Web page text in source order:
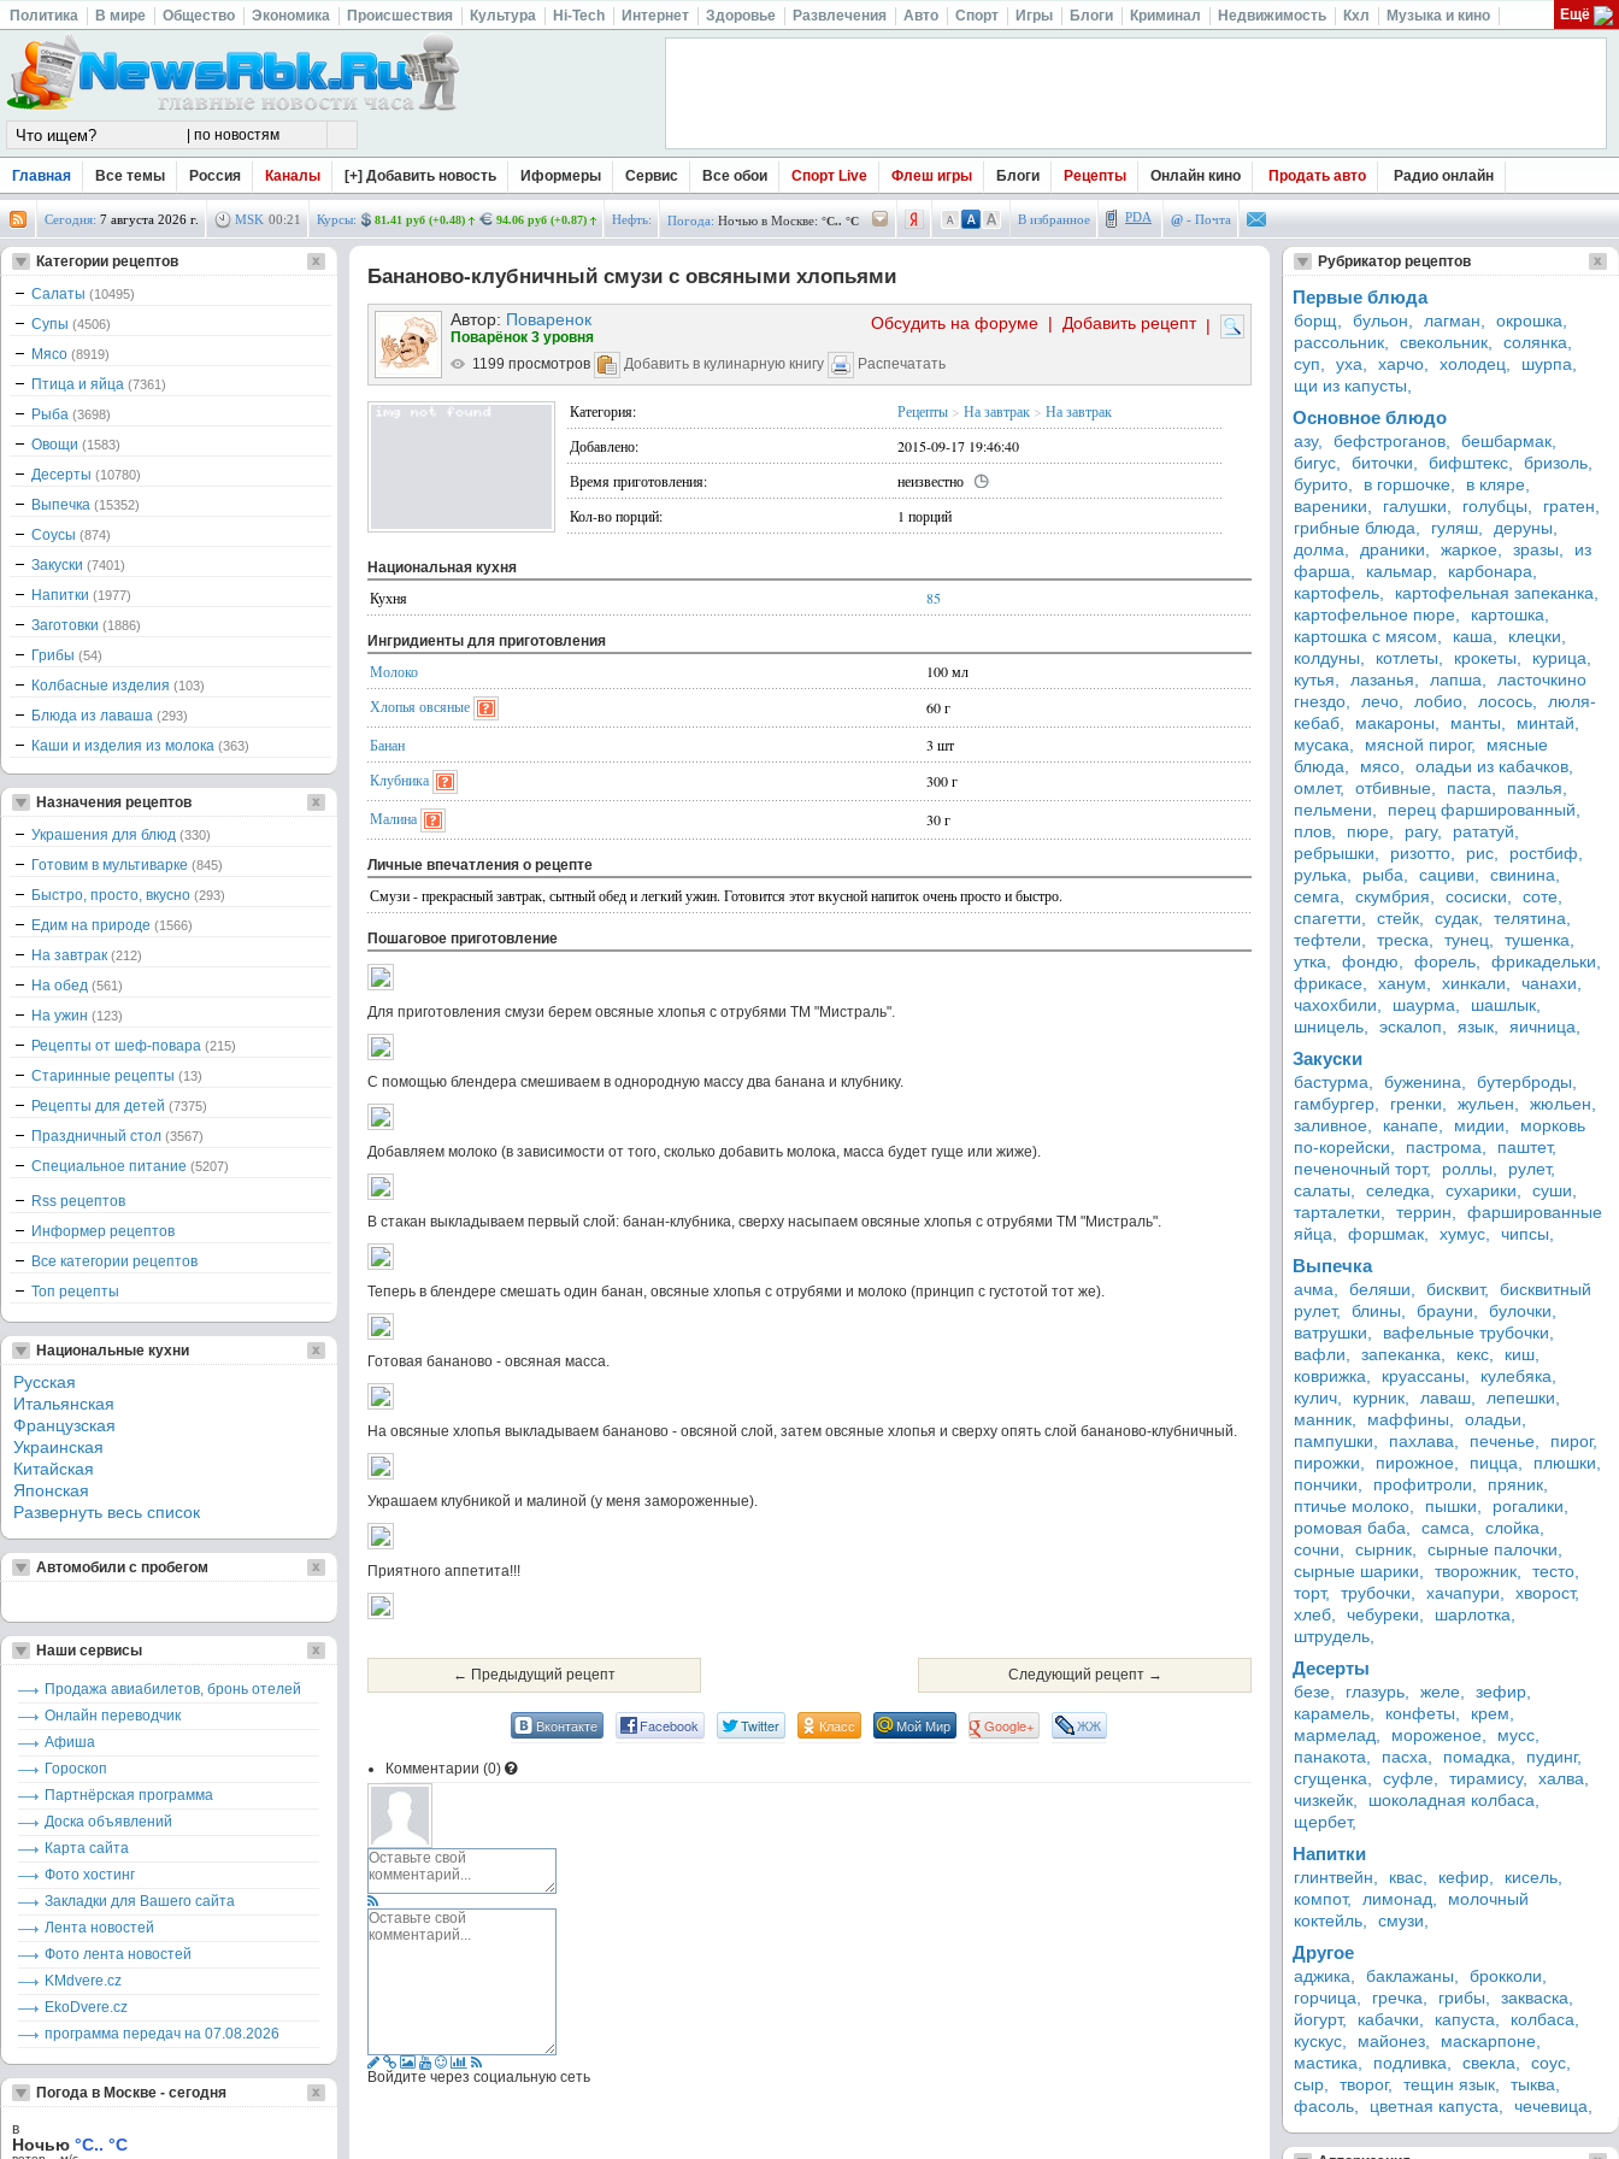
Политика В мире Общество Экономика Происшествия Культура Hi-Tech Интернет Здоровье Развлечения Авто Спорт Игры Блоги Криминал Недвижимость Кхл Музыка и кино Ещё
Главная Все темы Россия Каналы [+] Добавить новость Иформеры Сервис Все обои Спорт Live Флеш игры Блоги Рецепты Онлайн кино Продать авто Радио онлайн
Сегодня: 7 августа 2026 г. MSK 00:21 Курсы: 81.41 руб (+0.48) 94.06 руб (+0.87) Нефть: Погода: Ночью в Москве: °C.. °C В избранное PDA @ - Почта
Бананово-клубничный смузи с овсяными хлопьями
Автор: Поваренок |
Добавить рецепт
|
Обсудить на форуме
Поварёнок 3 уровня
1199 просмотров
Добавить в кулинарную книгу Распечатать
Категория: Рецепты > На завтрак > На завтрак
Добавлено:
2015-09-17 19:46:40
Время приготовления:
неизвестно
Кол-во порций:
1 порций
Национальная кухня
Кухня 85
Ингридиенты для приготовления
Молоко
100 мл
Хлопья овсяные
60 г
Банан
3 шт
Клубника
300 г
Малина
30 г
Личные впечатления о рецепте
Смузи - прекрасный завтрак, сытный обед и легкий ужин. Готовится этот вкусной напиток очень просто и быстро.
Пошаговое приготовление
Для приготовления смузи берем овсяные хлопья с отрубями ТМ "Мистраль".
С помощью блендера смешиваем в однородную массу два банана и клубнику.
Добавляем молоко (в зависимости от того, сколько добавить молока, масса будет гуще или жиже).
В стакан выкладываем первый слой: банан-клубника, сверху насыпаем овсяные хлопья с отрубями ТМ "Мистраль".
Теперь в блендере смешать один банан, овсяные хлопья с отрубями и молоко (принцип с густотой тот же).
Готовая бананово - овсяная масса.
На овсяные хлопья выкладываем бананово - овсяной слой, затем овсяные хлопья и сверху опять слой бананово-клубничный.
Украшаем клубникой и малиной (у меня замороженные).
Приятного аппетита!!!
← Предыдущий рецепт Следующий рецепт →
Вконтакте Facebook Twitter Класс Мой Мир Google+ ЖЖ
Комментарии (0)
Войдите через социальную сеть
Категории рецептов
Салаты (10495)
Супы (4506)
Мясо (8919)
Птица и яйца (7361)
Рыба (3698)
Овощи (1583)
Десерты (10780)
Выпечка (15352)
Соусы (874)
Закуски (7401)
Напитки (1977)
Заготовки (1886)
Грибы (54)
Колбасные изделия (103)
Блюда из лаваша (293)
Каши и изделия из молока (363)
Назначения рецептов
Украшения для блюд (330)
Готовим в мультиварке (845)
Быстро, просто, вкусно (293)
Едим на природе (1566)
На завтрак (212)
На обед (561)
На ужин (123)
Рецепты от шеф-повара (215)
Старинные рецепты (13)
Рецепты для детей (7375)
Праздничный стол (3567)
Специальное питание (5207)
Rss рецептов
Информер рецептов
Все категории рецептов
Топ рецепты
Национальные кухни
Русская
Итальянская
Французская
Украинская
Китайская
Японская
Развернуть весь список
Автомобили с пробегом
Наши сервисы
Продажа авиабилетов, бронь отелей
Онлайн переводчик
Афиша
Гороскоп
Партнёрская программа
Доска объявлений
Карта сайта
Фото хостинг
Закладки для Вашего сайта
Лента новостей
Фото лента новостей
KMdvere.cz
EkoDvere.cz
программа передач на 07.08.2026
Погода в Москве - сегодня
в
Ночью °C.. °C
Рубрикатор рецептов
Первые блюда
борщ, бульон, лагман,
окрошка,
рассольник,
свекольник,
солянка,
суп,
уха, харчо, холодец,
шурпа,
щи из капусты,
Основное блюдо
азу, бефстроганов,
бешбармак,
бигус,
биточки, бифштекс,
бризоль,
бурито,
в горшочке,
в кляре,
вареники,
галушки, голубцы,
гратен,
грибные блюда,
гуляш,
деруны,
долма,
драники, жаркое, зразы,
из
фарша,
кальмар,
карбонара,
картофель,
картофельная запеканка,
картофельное пюре,
картошка,
картошка с мясом,
каша,
клецки,
колдуны,
котлеты, крокеты,
курица,
кутья,
лазанья, лапша,
ласточкино
гнездо,
лечо, лобио, лосось,
люля-
кебаб,
макароны, манты,
минтай,
мусака,
мясной пирог,
мясные
блюда,
мясо,
оладьи из кабачков,
омлет,
отбивные, паста,
паэлья,
пельмени,
перец фаршированный,
плов,
пюре, рагу,
рататуй,
ребрышки,
ризотто, рис,
ростбиф,
рулька,
рыба, сациви,
свинина,
семга,
скумбрия, сосиски,
соте,
спагетти,
стейк, судак,
телятина,
тефтели,
треска, тунец,
тушенка,
утка,
фондю, форель,
фрикадельки,
фрикасе,
ханум, хинкали,
чанахи,
чахохбили,
шаурма,
шашлык,
шницель,
эскалоп, язык, яичница,
Закуски
бастурма, буженина,
бутерброды,
гамбургер,
гренки, жульен,
жюльен,
заливное,
канапе, мидии,
морковь
по-корейски,
пастрома,
паштет,
печеночный торт,
роллы,
рулет,
салаты,
селедка, сухарики,
суши,
тарталетки,
террин,
фаршированные
яйца,
форшмак, хумус, чипсы,
Выпечка
ачма, беляши, бисквит,
бисквитный
рулет,
блины, брауни,
булочки,
ватрушки,
вафельные трубочки,
вафли,
запеканка, кекс,
киш,
коврижка,
круассаны,
кулебяка,
кулич,
курник, лаваш,
лепешки,
манник,
маффины,
оладьи,
пампушки,
пахлава, печенье,
пирог,
пирожки,
пирожное, пицца,
плюшки,
пончики,
профитроли,
пряник,
птичье молоко,
пышки,
рогалики,
ромовая баба,
самса,
слойка,
сочни,
сырник,
сырные палочки,
сырные шарики,
творожник,
тесто,
торт,
трубочки, хачапури,
хворост,
хлеб,
чебуреки,
шарлотка,
штрудель,
Десерты
безе, глазурь, желе,
зефир,
карамель,
конфеты,
крем,
мармелад,
мороженое,
мусс,
панакота,
пасха, помадка,
пудинг,
сгущенка,
суфле, тирамису,
халва,
чизкейк,
шоколадная колбаса,
щербет,
Напитки
глинтвейн, квас, кефир,
кисель,
компот,
лимонад,
молочный
коктейль,
смузи,
Другое
аджика, баклажаны,
брокколи,
горчица,
гречка, грибы,
закваска,
йогурт,
кабачки, капуста,
колбаса,
кускус,
майонез,
маскарпоне,
мастика,
подливка, свекла,
соус,
сыр,
творог, тещин язык,
тыква,
фасоль,
цветная капуста, чечевица,